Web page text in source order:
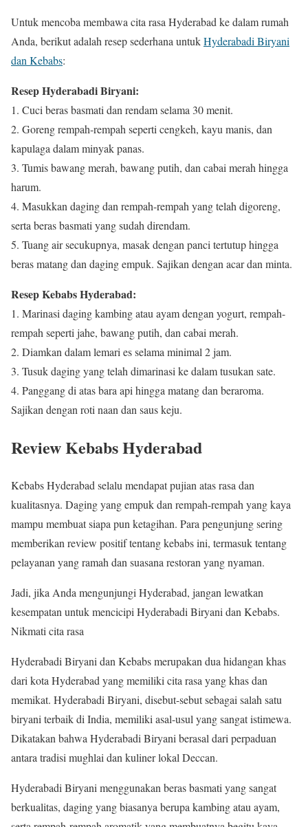
Untuk mencoba membawa cita rasa Hyderabad ke dalam rumah
Anda, berikut adalah resep sederhana untukHyderabadi Biryani
dan Kebabs:
Resep Hyderabadi Biryani:
1. Cuci beras basmati dan rendam selama 30 menit.
2. Goreng rempah-rempah seperti cengkeh, kayu manis, dan
kapulaga dalam minyak panas.
3. Tumis bawang merah, bawang putih, dan cabai merah hingga
harum.
4. Masukkan daging dan rempah-rempah yang telah digoreng,
serta beras basmati yang sudah direndam.
5. Tuang air secukupnya, masak dengan panci tertutup hingga
beras matang dan daging empuk. Sajikan dengan acar dan minta.
Resep Kebabs Hyderabad:
1. Marinasi daging kambing atau ayam dengan yogurt, rempah-
rempah seperti jahe, bawang putih, dan cabai merah.
2. Diamkan dalam lemari es selama minimal 2 jam.
3. Tusuk daging yang telah dimarinasi ke dalam tusukan sate.
4. Panggang di atas bara api hingga matang dan beraroma.
Sajikan dengan roti naan dan saus keju.
Review Kebabs Hyderabad
Kebabs Hyderabad selalu mendapat pujian atas rasa dan
kualitasnya. Daging yang empuk dan rempah-rempah yang kaya
mampu membuat siapa pun ketagihan. Para pengunjung sering
memberikan review positif tentang kebabs ini, termasuk tentang
pelayanan yang ramah dan suasana restoran yang nyaman.
Jadi, jika Anda mengunjungi Hyderabad, jangan lewatkan
kesempatan untuk mencicipi Hyderabadi Biryani dan Kebabs.
Nikmati cita rasa
Hyderabadi Biryani dan Kebabs merupakan dua hidangan khas
dari kota Hyderabad yang memiliki cita rasa yang khas dan
memikat. Hyderabadi Biryani, disebut-sebut sebagai salah satu
biryani terbaik di India, memiliki asal-usul yang sangat istimewa.
Dikatakan bahwa Hyderabadi Biryani berasal dari perpaduan
antara tradisi mughlai dan kuliner lokal Deccan.
Hyderabadi Biryani menggunakan beras basmati yang sangat
berkualitas, daging yang biasanya berupa kambing atau ayam,